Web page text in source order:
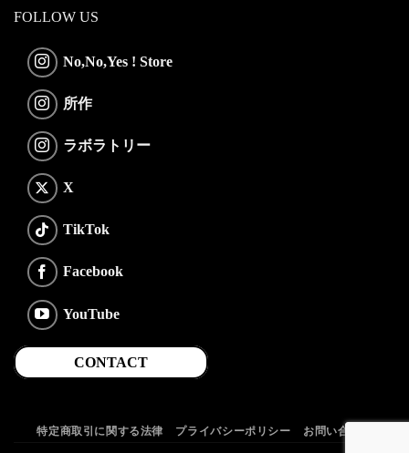
FOLLOW US
No,No,Yes ! Store
所作
ラボラトリー
X
TikTok
Facebook
YouTube
CONTACT
特定商取引に関する法律 プライバシーポリシー お問い合わせ